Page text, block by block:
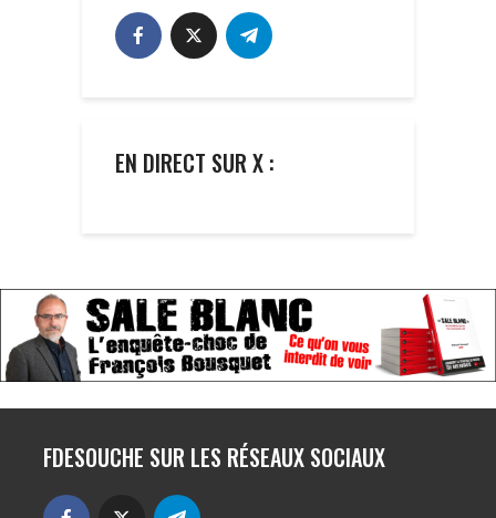
EN DIRECT SUR X :
FDESOUCHE SUR LES RÉSEAUX SOCIAUX